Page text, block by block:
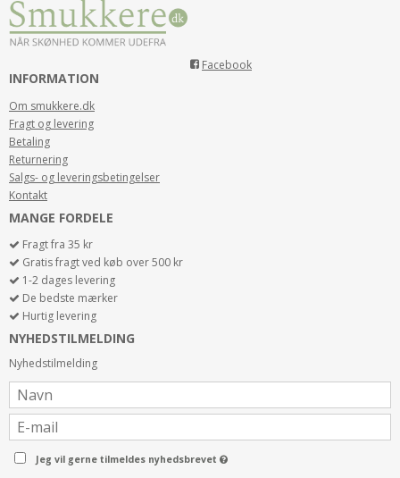
Facebook
INFORMATION
Om smukkere.dk
Fragt og levering
Betaling
Returnering
Salgs- og leveringsbetingelser
Kontakt
MANGE FORDELE
Fragt fra 35 kr
Gratis fragt ved køb over 500 kr
1-2 dages levering
De bedste mærker
Hurtig levering
NYHEDSTILMELDING
Nyhedstilmelding
Jeg vil gerne tilmeldes nyhedsbrevet